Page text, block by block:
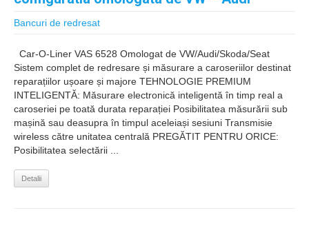
Bancuri de redresat
Car-O-Liner VAS 6528 Omologat de VW/Audi/Skoda/Seat
Sistem complet de redresare și măsurare a caroseriilor destinat
reparațiilor ușoare și majore TEHNOLOGIE PREMIUM
INTELIGENTĂ: Măsurare electronică inteligentă în timp real a
caroseriei pe toată durata reparației Posibilitatea măsurării sub
mașină sau deasupra în timpul aceleiași sesiuni Transmisie
wireless către unitatea centrală PREGĂTIT PENTRU ORICE:
Posibilitatea selectării ...
Detalii